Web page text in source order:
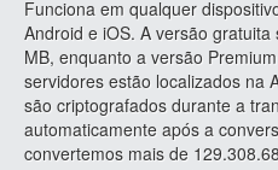
Funciona em qualquer
Android e iOS. A versão
MB, enquanto a versão
servidores estão localizados na
são criptografados durante a
automaticamente após a
convertemos mais de